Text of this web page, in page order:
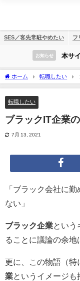
SES／客先常駐やめたい フ
お知らせ 本サ
ホーム 転職したい
転職したい
ブラックIT企業
7月 13, 2021
「ブラック会社に
ない」
ブラック企業という
ることに議論の余地
更に、この物語（特
業というイメージも